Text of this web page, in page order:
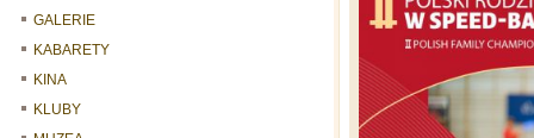
GALERIE
KABARETY
KINA
KLUBY